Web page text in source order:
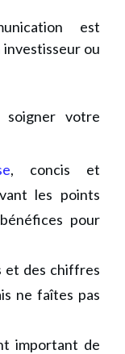
est
ou
soigner votre
, concis et
les points
pour
et des chiffres
ne faîtes pas
important de